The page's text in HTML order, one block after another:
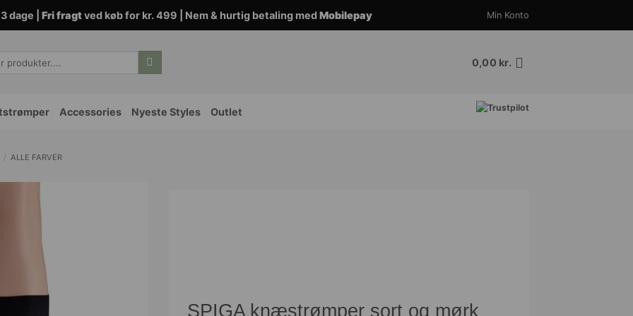
dage | Fri fragtved køb for kr. 499 | Nem & hurtig betaling medMobilepay Min Konto
0,00 kr.
Accessories Nyeste Styles Outlet
/ ALLE FARVER
SPIGA knæstrømper sort og mørk